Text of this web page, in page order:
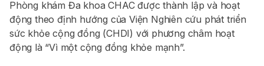
Phòng khám Đa khoa CHAC được thành lập và hoạt
động theo định hướng của Viện Nghiên cứu phát triển
sức khỏe cộng đồng (CHDI) với phương châm hoạt
động là “Vì một cộng đồng khỏe mạnh”.